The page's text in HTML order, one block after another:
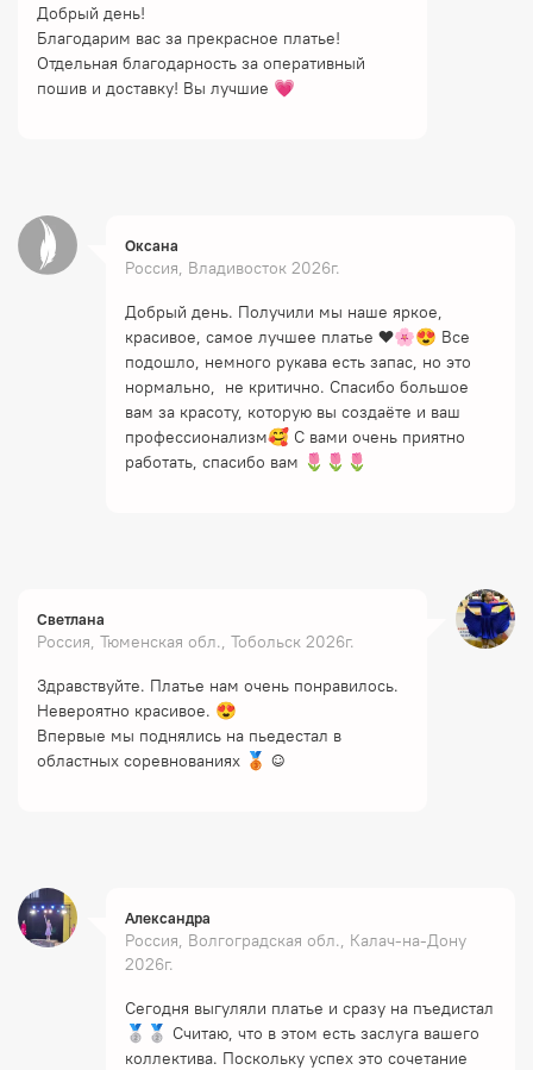
Добрый день!
Благодарим вас за прекрасное платье!
Отдельная благодарность за оперативный
пошив и доставку! Вы лучшие 💗
Оксана
Россия, Владивосток 2026г.
Добрый день. Получили мы наше яркое,
красивое, самое лучшее платье ❤️🌸😍 Все
подошло, немного рукава есть запас, но это
нормально, не критично. Спасибо большое
вам за красоту, которую вы создаёте и ваш
профессионализм🥰 С вами очень приятно
работать, спасибо вам 🌷🌷🌷
Светлана
Россия, Тюменская обл., Тобольск 2026г.
Здравствуйте. Платье нам очень понравилось.
Невероятно красивое. 😍
Впервые мы поднялись на пьедестал в
областных соревнованиях 🥉 ☺️
Александра
Россия, Волгоградская обл., Калач-на-Дону
2026г.
Сегодня выгуляли платье и сразу на пъедистал
🥈🥈 Считаю, что в этом есть заслуга вашего
коллектива. Поскольку успех это сочетание